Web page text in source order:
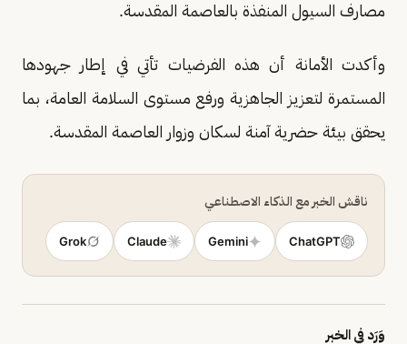
مصارف السيول المنفذة بالعاصمة المقدسة.
وأكدت الأمانة أن هذه الفرضيات تأتي في إطار جهودها
المستمرة لتعزيز الجاهزية ورفع مستوى السلامة العامة، بما
يحقق بيئة حضرية آمنة لسكان وزوار العاصمة المقدسة.
ناقش الخبر مع الذكاء الاصطناعي
ChatGPT
Gemini
Claude
Grok
وَرَد في الخبر